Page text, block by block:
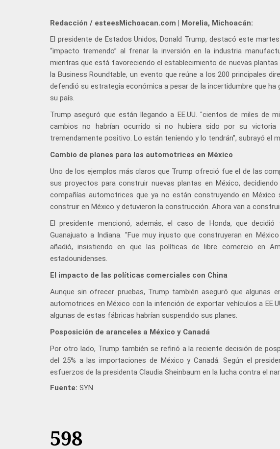
Redacción / esteesMichoacan.com | Morelia, Michoacán:
El presidente de Estados Unidos, Donald Trump, destacó este
“impacto tremendo” al frenar la inversión en la industria
mientras que está favoreciendo el establecimiento de nuevas
la Business Roundtable, un evento que reúne a los 200 principales
defendió su estrategia económica a pesar de la incertidumbre que
su país.
Trump aseguró que están llegando a EE.UU. "cientos de miles de
cambios no habrían ocurrido si no hubiera sido por su
tremendamente positivo. Lo están teniendo y lo tendrán", subrayó el
Cambio de planes para las automotrices en México
Uno de los ejemplos más claros que Trump ofreció fue el de las
sus proyectos para construir nuevas plantas en México,
compañías automotrices que ya no están construyendo en México
construir en México y detuvieron la construcción. Ahora van a
El presidente mencionó, además, el caso de Honda, que
Guanajuato a Indiana. "Fue muy injusto que construyeran en
añadió, insistiendo en que las políticas de libre comercio en
estadounidenses.
El impacto de las políticas comerciales con China
Aunque sin ofrecer pruebas, Trump también aseguró que algunas
automotrices en México con la intención de exportar vehículos a
algunas de estas fábricas habrían suspendido sus planes.
Posposición de aranceles a México y Canadá
Por otro lado, Trump también se refirió a la reciente decisión de
del 25% a las importaciones de México y Canadá. Según el
esfuerzos de la presidenta Claudia Sheinbaum en la lucha contra el
Fuente: SYN
598